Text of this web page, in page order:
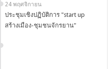
24 พฤศจิกายน
ประชุมเชิงปฏิบัติการ "start up
สร้างเมือง-ชุมชนจักรยาน"